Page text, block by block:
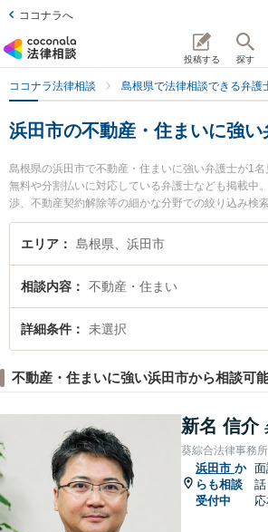
ココナラへ
投稿する 探す
ココナラ法律相談 島根県で法律相談できる弁護
浜田市の不動産・住まいに強い
島根県の浜田市で不動産・住まいに強い弁護士が1
無料や分割払いに対応している弁護士なども掲載中
渉、不動産契約解除等の細かな分野での絞り込み検
まだ市民法律事務所の本家 泉衣弁護士のプロフィー
などが注目されています。『浜田市で土日や夜間に
律相談できる浜田市内の弁護士に相談予約したい』
におすすめです。
エリア 島根県、浜田市
相談内容 不動産・住まい
詳細条件 未選択
不動産・住まいに強い浜田市から相談可
新名 信介
葵綜合法律事務所
浜田市 か
らも相談
受付中